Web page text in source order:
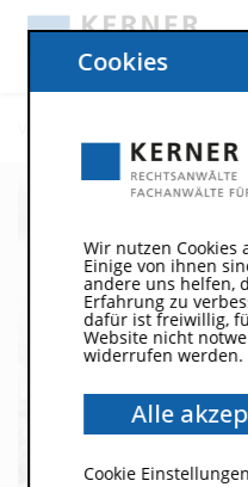
Cookies
Wir nutzen Cookies
Einige von ihnen
andere uns helfen,
Erfahrung zu
dafür ist freiwillig,
Website nicht
widerrufen werden.
Alle
Cookie Einstellungen